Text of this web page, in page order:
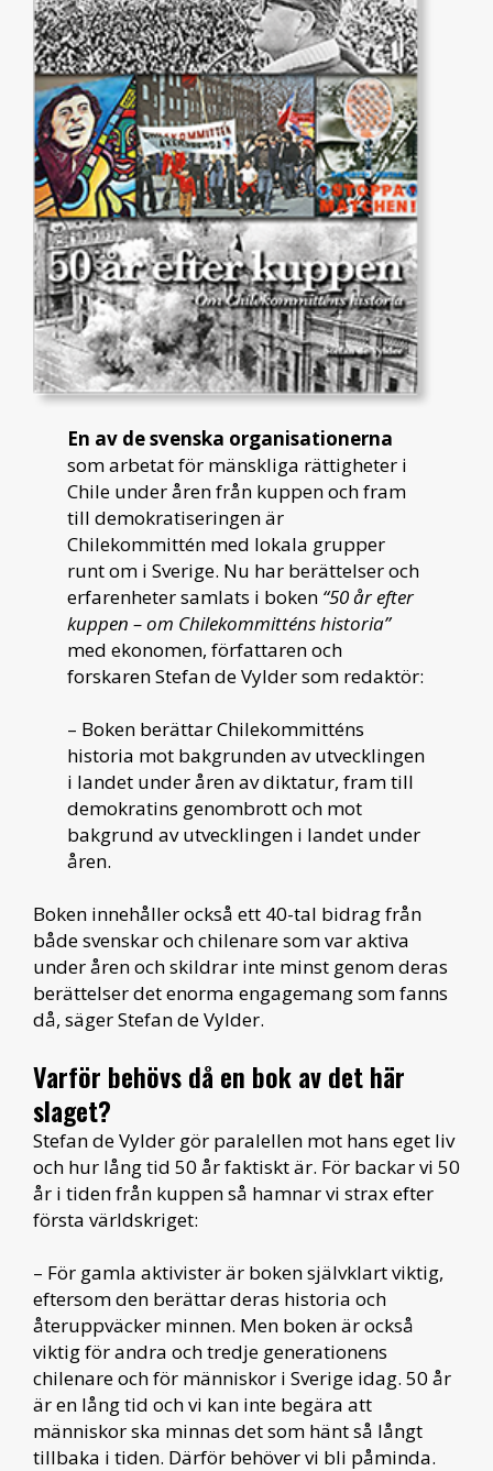
En av de svenska organisationerna
som arbetat för mänskliga rättigheter i
Chile under åren från kuppen och fram
till demokratiseringen är
Chilekommittén med lokala grupper
runt om i Sverige. Nu har berättelser och
erfarenheter samlats i boken “50 år efter
kuppen – om Chilekommitténs historia”
med ekonomen, författaren och
forskaren Stefan de Vylder som redaktör:
– Boken berättar Chilekommitténs
historia mot bakgrunden av utvecklingen
i landet under åren av diktatur, fram till
demokratins genombrott och mot
bakgrund av utvecklingen i landet under
åren.
Boken innehåller också ett 40-tal bidrag från
både svenskar och chilenare som var aktiva
under åren och skildrar inte minst genom deras
berättelser det enorma engagemang som fanns
då, säger Stefan de Vylder.
Varför behövs då en bok av det här
slaget?
Stefan de Vylder gör paralellen mot hans eget liv
och hur lång tid 50 år faktiskt är. För backar vi 50
år i tiden från kuppen så hamnar vi strax efter
första världskriget:
– För gamla aktivister är boken självklart viktig,
eftersom den berättar deras historia och
återuppväcker minnen. Men boken är också
viktig för andra och tredje generationens
chilenare och för människor i Sverige idag. 50 år
är en lång tid och vi kan inte begära att
människor ska minnas det som hänt så långt
tillbaka i tiden. Därför behöver vi bli påminda.